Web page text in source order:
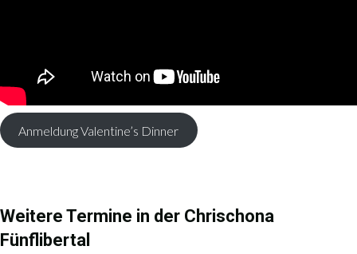
Anmeldung Valentine’s Dinner
Weitere Termine in der Chrischona
Fünflibertal